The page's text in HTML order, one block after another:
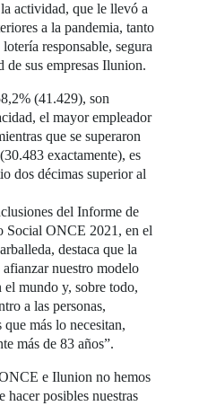
actividad, que le llevó a
a la pandemia, tanto
responsable, segura
sus empresas Ilunion.
(41.429), son
el mayor empleador
que se superaron
exactamente), es
dos décimas superior al
del Informe de
Social ONCE 2021, en el
destaca que la
afianzar nuestro modelo
mundo y, sobre todo,
a las personas,
que más lo necesitan,
más de 83 años”.
e Ilunion no hemos
hacer posibles nuestras